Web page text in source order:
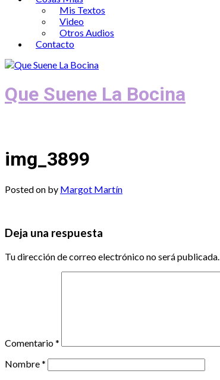
Mis Textos
Video
Otros Audios
Contacto
Que Suene La Bocina
img_3899
Posted on by Margot Martín
Deja una respuesta
Tu dirección de correo electrónico no será publicada.
Comentario*
Nombre*